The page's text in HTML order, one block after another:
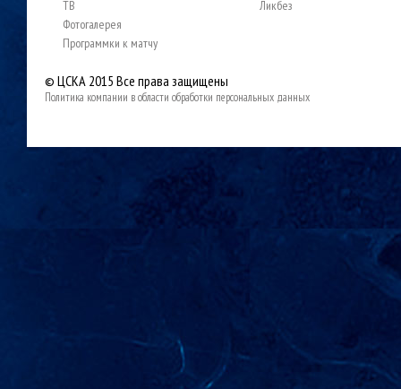
ТВ
Фотогалерея
Программки к матчу
Ликбез
© ЦСКА 2015 Все права защищены
Политика компании в области обработки персональных данных